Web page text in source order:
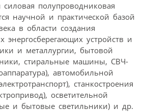
полупроводниковая
научной и практической базой
в области создания
энергосберегающих устройств и
и металлургии, бытовой
стиральные машины, СВЧ-
автомобильной
станкостроения
осветительной
и бытовые светильники) и др.